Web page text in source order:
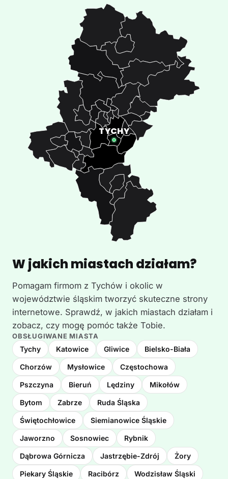
W jakich miastach działam?
Pomagam firmom z Tychów i okolic w
województwie śląskim tworzyć skuteczne strony
internetowe. Sprawdź, w jakich miastach działam i
zobacz, czy mogę pomóc także Tobie.
OBSŁUGIWANE MIASTA
Tychy Katowice Gliwice Bielsko-Biała
Chorzów Mysłowice Częstochowa
Pszczyna Bieruń Lędziny Mikołów
Bytom Zabrze Ruda Śląska
Świętochłowice Siemianowice Śląskie
Jaworzno Sosnowiec Rybnik
Dąbrowa Górnicza Jastrzębie-Zdrój Żory
Piekary Śląskie Racibórz Wodzisław Śląski